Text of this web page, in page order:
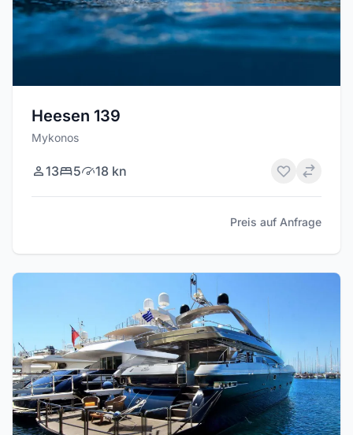
Heesen 139
Mykonos
13 5 18 kn
Preis auf Anfrage